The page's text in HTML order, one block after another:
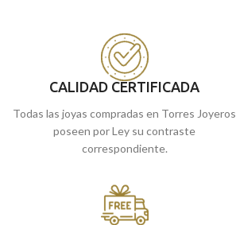
Torres joyeros para que esté siempre
Recógelaen nuestras tiendas de Málaga y
a casa.
CALIDAD CERTIFICADA
Todas las joyas compradas en Torres Joyeros
poseen por Ley su contraste
correspondiente.